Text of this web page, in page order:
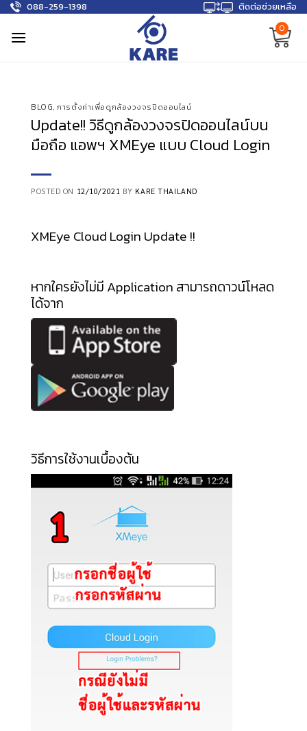
Skip
content
088-259-1398
ติดต่อช่วยเหลือ
0
BLOG,การตั้งค่าเพื่อดูกล้องวงจรปิดออนไลน์
Update!! วิธีดูกล้องวงจรปิดออนไลน์บน
มือถือ แอพฯ XMEye แบบ Cloud Login
POSTED ON 12/10/2021 BY KARE THAILAND
XMEye Cloud Login Update !!
หากใครยังไม่มี Application สามารถดาวน์โหลด
ได้จาก
วิธีการใช้งานเบื้องต้น